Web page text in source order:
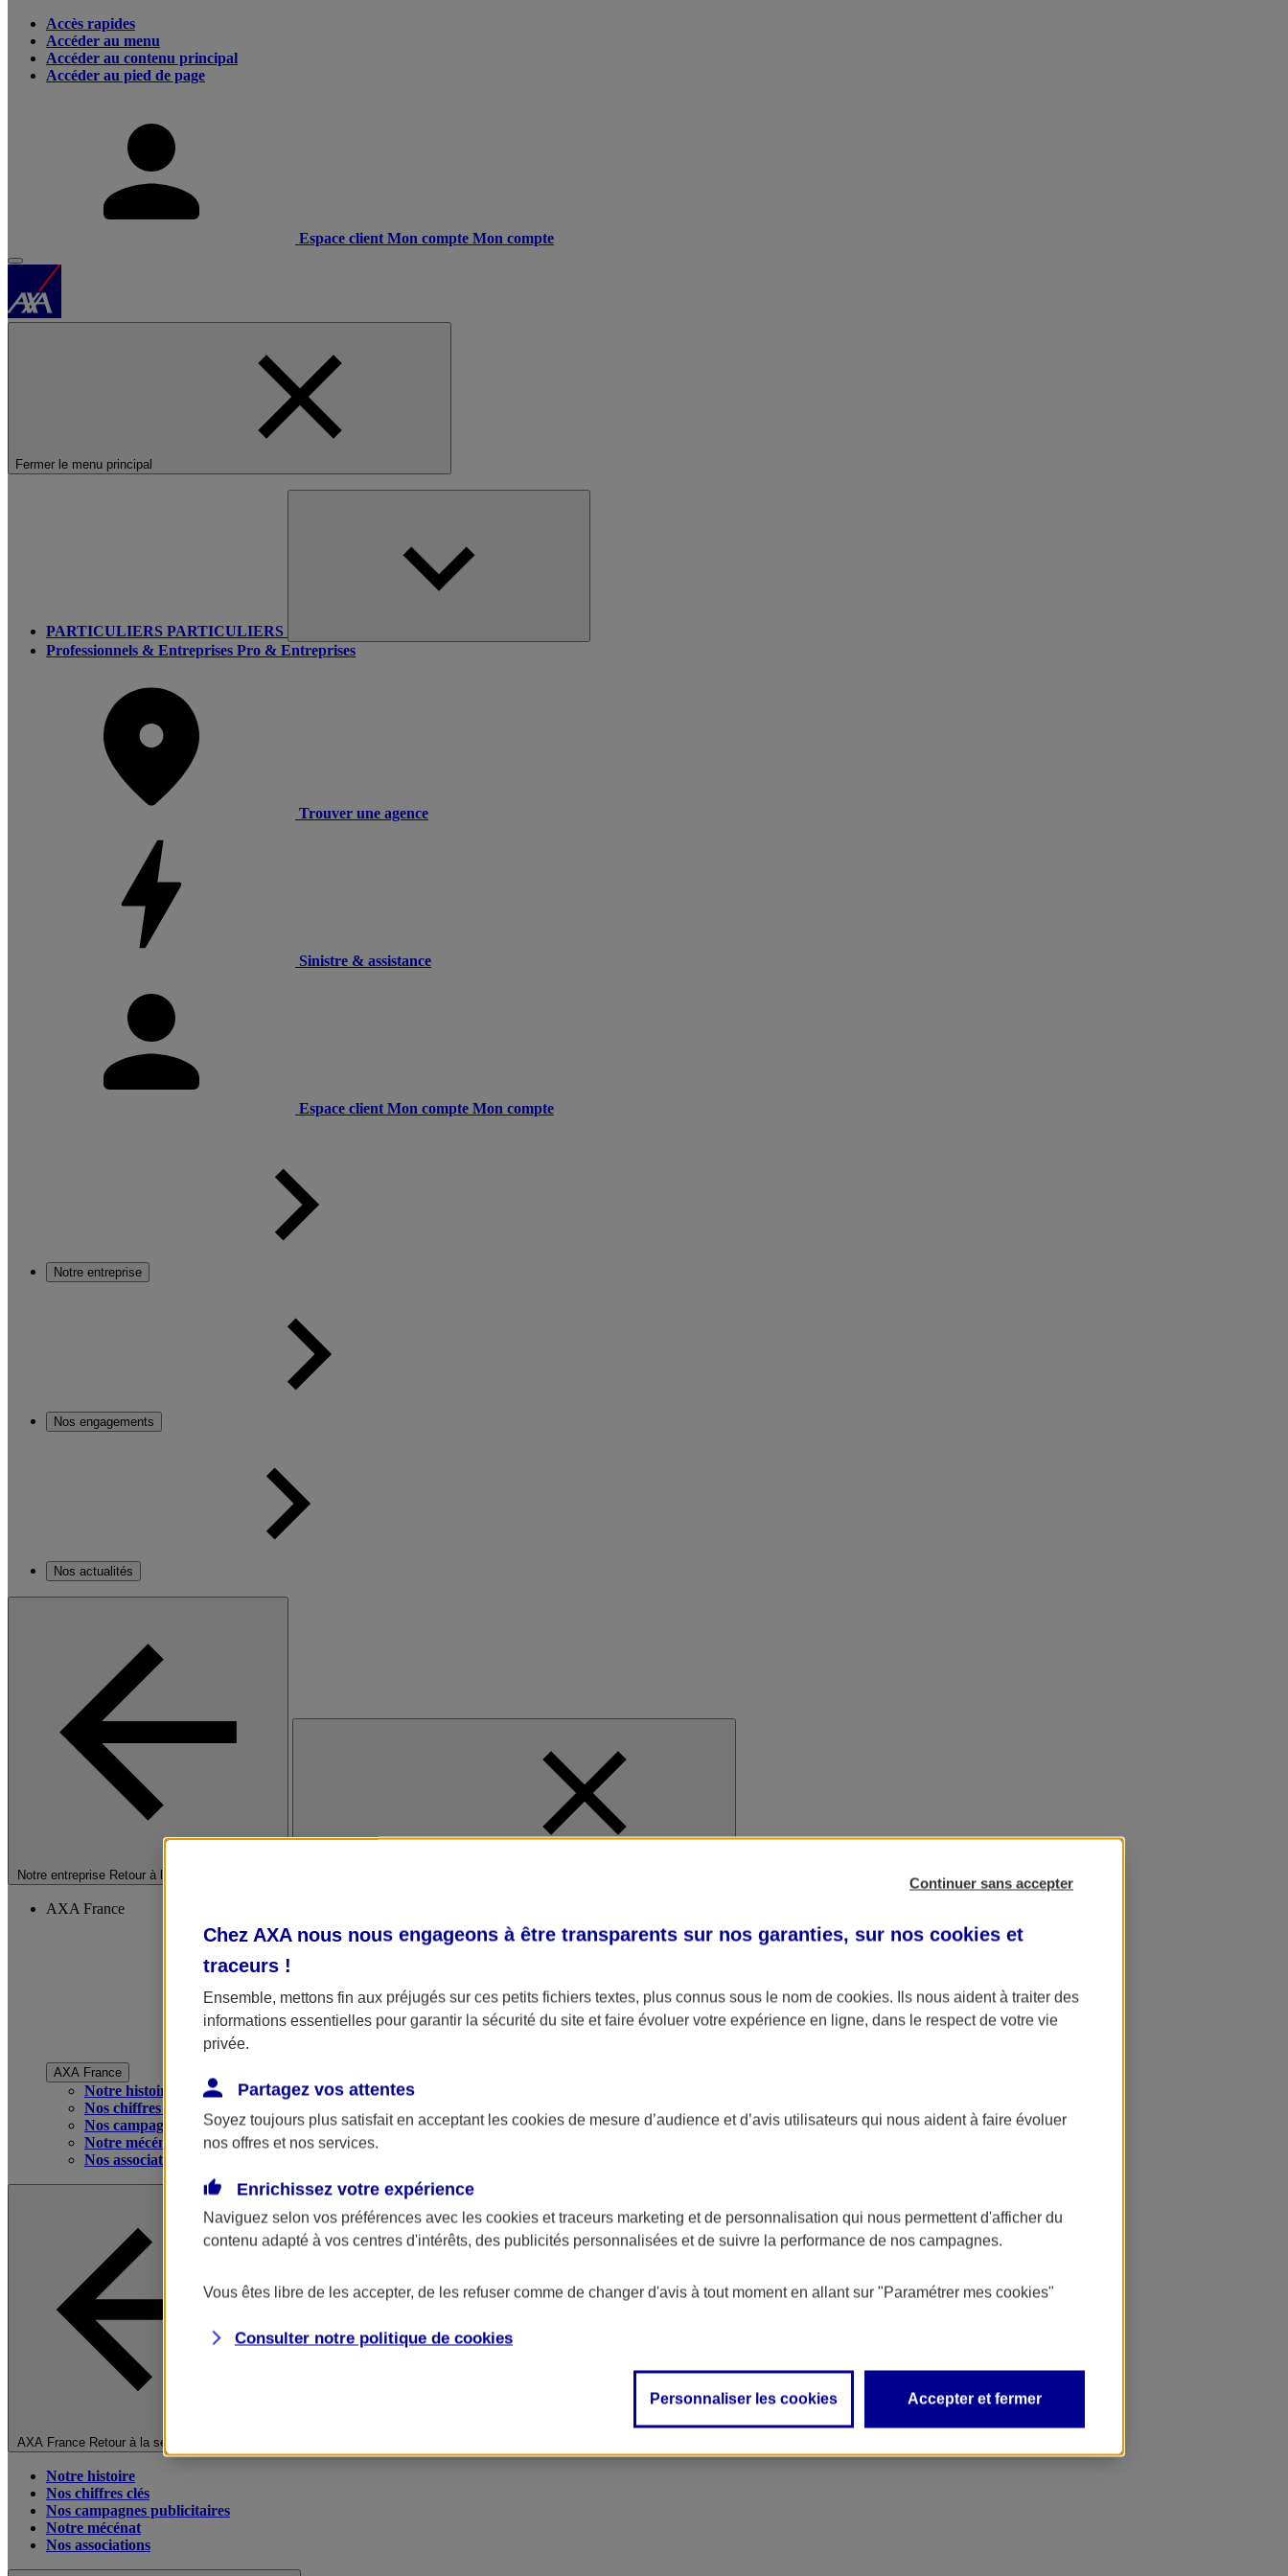
Accès rapides
Accéder au menu
Accéder au contenu principal
Accéder au pied de page
Espace client Mon compte Mon compte
Fermer le menu principal
PARTICULIERS PARTICULIERS
Professionnels & Entreprises Pro & Entreprises
Trouver une agence
Sinistre & assistance
Espace client Mon compte Mon compte
Notre entreprise
Nos engagements
Nos actualités
Notre entreprise Retour à la section précédente
AXA France
AXA France
Notre histoire
Nos chiffres clés
Nos campagnes publicitaires
Notre mécénat
Nos associations
AXA France Retour à la section précédente
Notre histoire
Nos chiffres clés
Nos campagnes publicitaires
Notre mécénat
Nos associations
Continuer sans accepter
Chez AXA nous nous engageons à être transparents sur nos garanties, sur nos cookies et
traceurs !
Ensemble, mettons fin aux préjugés sur ces petits fichiers textes, plus connus sous le nom de cookies. Ils nous aident à traiter des
informations essentielles pour garantir la sécurité du site et faire évoluer votre expérience en ligne, dans le respect de votre vie
privée.
Partagez vos attentes
Soyez toujours plus satisfait en acceptant les cookies de mesure d’audience et d’avis utilisateurs qui nous aident à faire évoluer
nos offres et nos services.
Enrichissez votre expérience
Naviguez selon vos préférences avec les cookies et traceurs marketing et de personnalisation qui nous permettent d'afficher du
contenu adapté à vos centres d'intérêts, des publicités personnalisées et de suivre la performance de nos campagnes.
Vous êtes libre de les accepter, de les refuser comme de changer d'avis à tout moment en allant sur "Paramétrer mes cookies"
Consulter notre politique de cookies
Personnaliser les cookies Accepter et fermer